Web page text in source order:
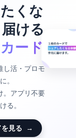
くな
ける
ード
し活・プロモ
。
。アプリ不要
る。
見る →